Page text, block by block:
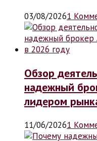
03/08/20261
Обзор
надежный
лидером
11/06/20261